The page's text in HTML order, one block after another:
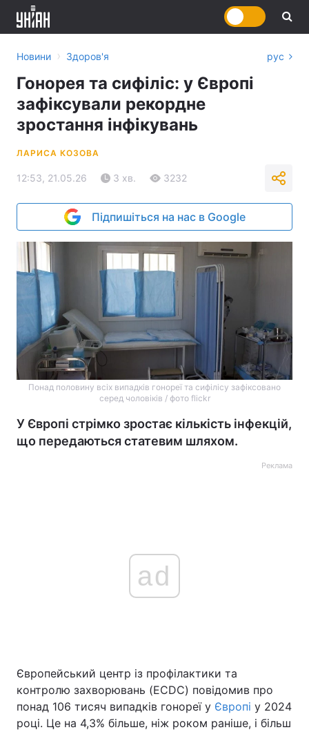
Головна Війна
Україна Політика
Новини › Здоров'я рус
Гонорея та сифіліс: у Європі
зафіксували рекордне
зростання інфікувань
ЛАРИСА КОЗОВА
12:53, 21.05.26 3 хв. 3232
Підпишіться на нас в Google
Понад половину всіх випадків гонореї та сифілісу зафіксовано
серед чоловіків / фото flickr
У Європі стрімко зростає кількість інфекцій,
що передаються статевим шляхом.
Реклама
ad
Європейський центр із профілактики та
контролю захворювань (ECDC) повідомив про
понад 106 тисяч випадків гонореї у Європі у 2024
році. Це на 4,3% більше, ніж роком раніше, і більш